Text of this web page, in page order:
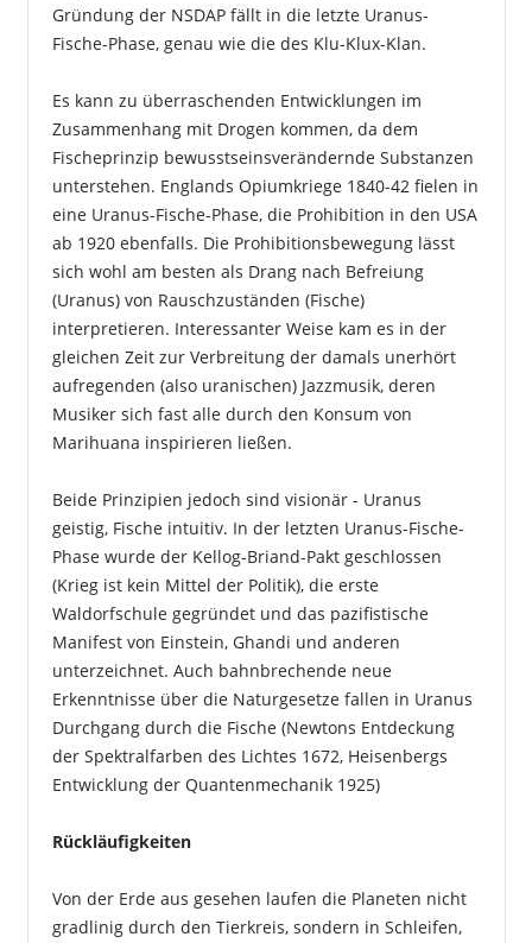
Gründung der NSDAP fällt in die letzte Uranus-
Fische-Phase, genau wie die des Klu-Klux-Klan.
Es kann zu überraschenden Entwicklungen im
Zusammenhang mit Drogen kommen, da dem
Fischeprinzip bewusstseinsverändernde Substanzen
unterstehen. Englands Opiumkriege 1840-42 fielen in
eine Uranus-Fische-Phase, die Prohibition in den USA
ab 1920 ebenfalls. Die Prohibitionsbewegung lässt
sich wohl am besten als Drang nach Befreiung
(Uranus) von Rauschzuständen (Fische)
interpretieren. Interessanter Weise kam es in der
gleichen Zeit zur Verbreitung der damals unerhört
aufregenden (also uranischen) Jazzmusik, deren
Musiker sich fast alle durch den Konsum von
Marihuana inspirieren ließen.
Beide Prinzipien jedoch sind visionär - Uranus
geistig, Fische intuitiv. In der letzten Uranus-Fische-
Phase wurde der Kellog-Briand-Pakt geschlossen
(Krieg ist kein Mittel der Politik), die erste
Waldorfschule gegründet und das pazifistische
Manifest von Einstein, Ghandi und anderen
unterzeichnet. Auch bahnbrechende neue
Erkenntnisse über die Naturgesetze fallen in Uranus
Durchgang durch die Fische (Newtons Entdeckung
der Spektralfarben des Lichtes 1672, Heisenbergs
Entwicklung der Quantenmechanik 1925)
Rückläufigkeiten
Von der Erde aus gesehen laufen die Planeten nicht
gradlinig durch den Tierkreis, sondern in Schleifen,